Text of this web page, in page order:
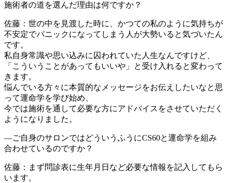
施術者の道を選んだ理由は何ですか？
佐藤：世の中を見渡した時に、かつての私のように気持ちが
不安定でパニックになってしまう人が大勢いると気づいたん
です。
私自身常識や思い込みに囚われていた人生なんですけど、
「こういうことがあってもいいや」と受け入れると変わって
きます。
悩んでいる方々に本質的なメッセージをお伝えしたいなと思
って運命学を学び始め、
今では施術を通して必要な方にアドバイスをさせていただく
ようになりました。
―ご自身のサロンではどういうふうにCS60と運命学を組み
合わせているのですか？
佐藤：まず問診表に生年月日など必要な情報を記入してもら
います。